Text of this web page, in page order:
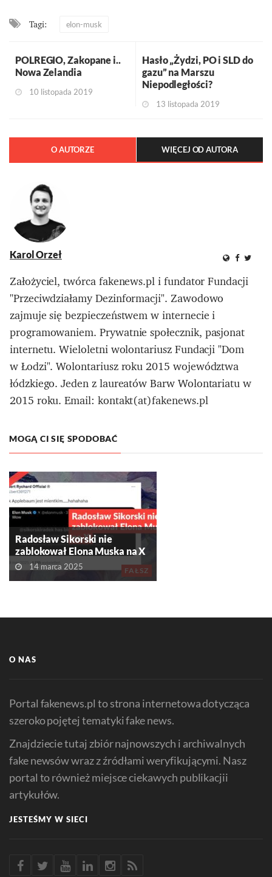
Tagi: elon-musk
POLREGIO, Zakopane i..
Nowa Zelandia
10 listopada 2019
Hasło „Żydzi, PO i SLD do
gazu” na Marszu
Niepodległości?
13 listopada 2019
O AUTORZE WIĘCEJ OD AUTORA
Karol Orzeł
Założyciel, twórca fakenews.pl i fundator Fundacji
"Przeciwdziałamy Dezinformacji". Zawodowo
zajmuje się bezpieczeństwem w internecie i
programowaniem. Prywatnie społecznik, pasjonat
internetu. Wieloletni wolontariusz Fundacji "Dom
w Łodzi". Wolontariusz roku 2015 województwa
łódzkiego. Jeden z laureatów Barw Wolontariatu w
2015 roku. Email: kontakt(at)fakenews.pl
MOGĄ CI SIĘ SPODOBAĆ
FAŁSZ
Radosław Sikorski nie
zablokował Elona Muska na X
14 marca 2025
O NAS
Portal fakenews.pl to strona internetowa dotycząca
szeroko pojętej tematyki fake news.
Znajdziecie tutaj zbiór najnowszych i archiwalnych
fake newsów wraz z źródłami weryfikującymi. Nasz
portal to również miejsce ciekawych publikacjii
artykułów.
JESTEŚMY W SIECI